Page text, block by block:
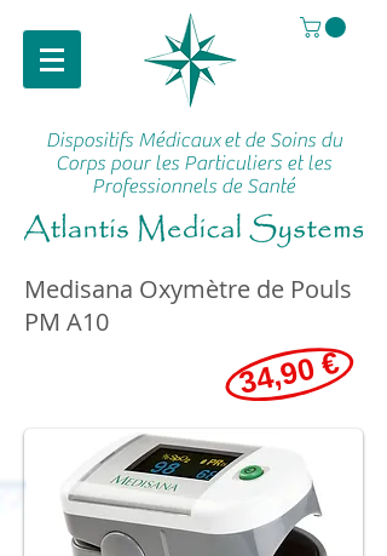
Dispositifs Médicaux et de Soins du
Corps pour les Particuliers et les
Professionnels de Santé
Medisana Oxymètre de Pouls
PM A10
34,90 €